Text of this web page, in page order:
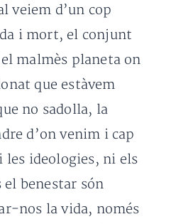
veiem d’un cop
i mort, el conjunt
malmès planeta on
que estàvem
no sadolla, la
d’on venim i cap
les ideologies, ni els
benestar són
nos la vida, només